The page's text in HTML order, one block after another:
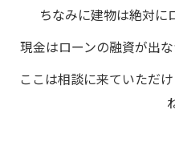
ちなみに建物は絶対に
現金はローンの融資が出
ここは相談に来ていただ